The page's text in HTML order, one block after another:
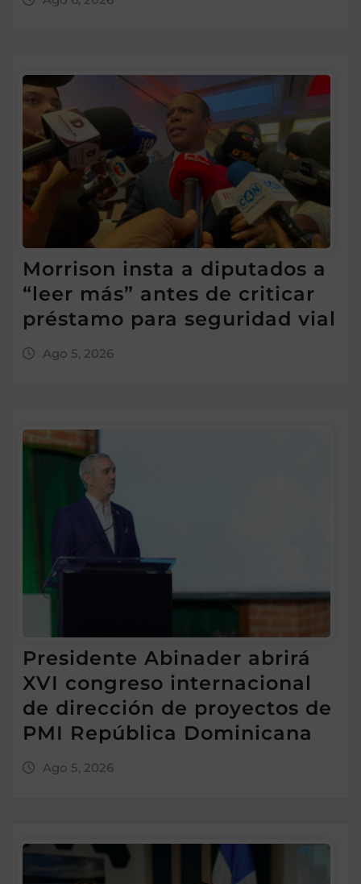
Morrison insta a diputados a
“leer más” antes de criticar
préstamo para seguridad vial
Ago 5, 2026
Presidente Abinader abrirá
XVI congreso internacional
de dirección de proyectos de
PMI República Dominicana
Ago 5, 2026